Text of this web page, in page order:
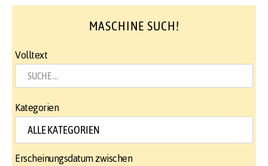
MASCHINE SUCH!
Volltext
Kategorien
Erscheinungsdatum zwischen